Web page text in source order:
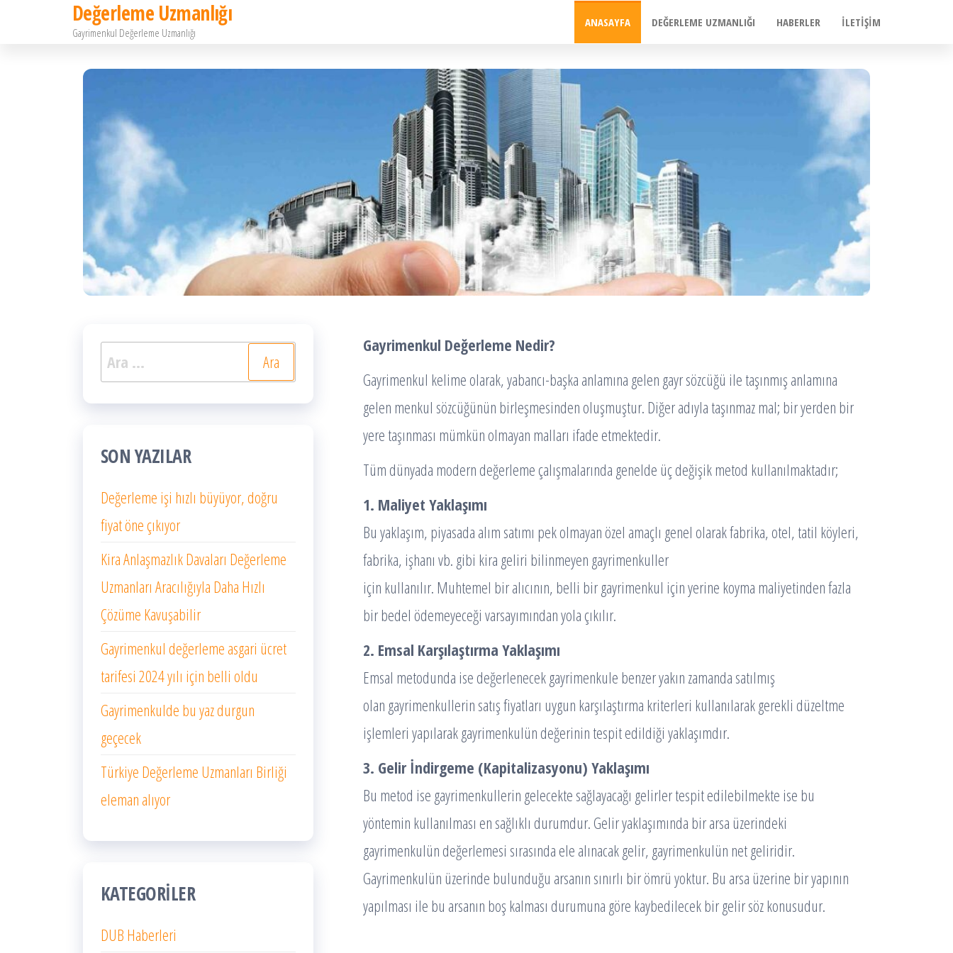
Değerleme Uzmanlığı
Gayrimenkul Değerleme Uzmanlığı
ANASAYFA DEĞERLEME UZMANLIĞI HABERLER İLETIŞIM
Gayrimenkul Değerleme Nedir?
Gayrimenkul kelime olarak, yabancı-başka anlamına gelen gayr sözcüğü ile taşınmış anlamına
gelen menkul sözcüğünün birleşmesinden oluşmuştur. Diğer adıyla taşınmaz mal; bir yerden bir
yere taşınması mümkün olmayan malları ifade etmektedir.
Tüm dünyada modern değerleme çalışmalarında genelde üç değişik metod kullanılmaktadır;
1. Maliyet Yaklaşımı
Bu yaklaşım, piyasada alım satımı pek olmayan özel amaçlı genel olarak fabrika, otel, tatil köyleri,
fabrika, işhanı vb. gibi kira geliri bilinmeyen gayrimenkuller
için kullanılır. Muhtemel bir alıcının, belli bir gayrimenkul için yerine koyma maliyetinden fazla
bir bedel ödemeyeceği varsayımından yola çıkılır.
2. Emsal Karşılaştırma Yaklaşımı
Emsal metodunda ise değerlenecek gayrimenkule benzer yakın zamanda satılmış
olan gayrimenkullerin satış fiyatları uygun karşılaştırma kriterleri kullanılarak gerekli düzeltme
işlemleri yapılarak gayrimenkulün değerinin tespit edildiği yaklaşımdır.
3. Gelir İndirgeme (Kapitalizasyonu) Yaklaşımı
Bu metod ise gayrimenkullerin gelecekte sağlayacağı gelirler tespit edilebilmekte ise bu
yöntemin kullanılması en sağlıklı durumdur. Gelir yaklaşımında bir arsa üzerindeki
gayrimenkulün değerlemesi sırasında ele alınacak gelir, gayrimenkulün net geliridir.
Gayrimenkulün üzerinde bulunduğu arsanın sınırlı bir ömrü yoktur. Bu arsa üzerine bir yapının
yapılması ile bu arsanın boş kalması durumuna göre kaybedilecek bir gelir söz konusudur.
Arama:
SON YAZILAR
Değerleme işi hızlı büyüyor, doğru
fiyat öne çıkıyor
Kira Anlaşmazlık Davaları Değerleme
Uzmanları Aracılığıyla Daha Hızlı
Çözüme Kavuşabilir
Gayrimenkul değerleme asgari ücret
tarifesi 2024 yılı için belli oldu
Gayrimenkulde bu yaz durgun
geçecek
Türkiye Değerleme Uzmanları Birliği
eleman alıyor
KATEGORILER
DUB Haberleri